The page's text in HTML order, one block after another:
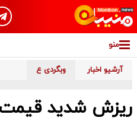
منو
آرشیو اخبار وبگردی ع
ریزش شدید قیمت